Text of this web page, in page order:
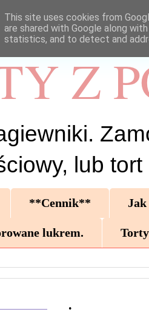
Z
lub tort
**Cennik** Jak
lukrem.
.
This site uses cookies from
are shared with Google along
statistics, and to detect and